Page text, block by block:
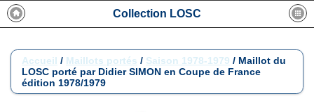
Collection LOSC
Accueil / Maillots portés / Saison 1978-1979 / Maillot du
LOSC porté par Didier SIMON en Coupe de France
édition 1978/1979